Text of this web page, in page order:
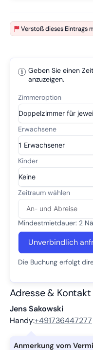
Verstoß dieses Eintrags
Geben Sie einen
anzuzeigen.
Mindestmietdauer: 2
Unverbindlich
Die Buchung erfolgt
Adresse & Kontakt
Jens Sakowski
Handy:+491736447277
Anmerkung vom